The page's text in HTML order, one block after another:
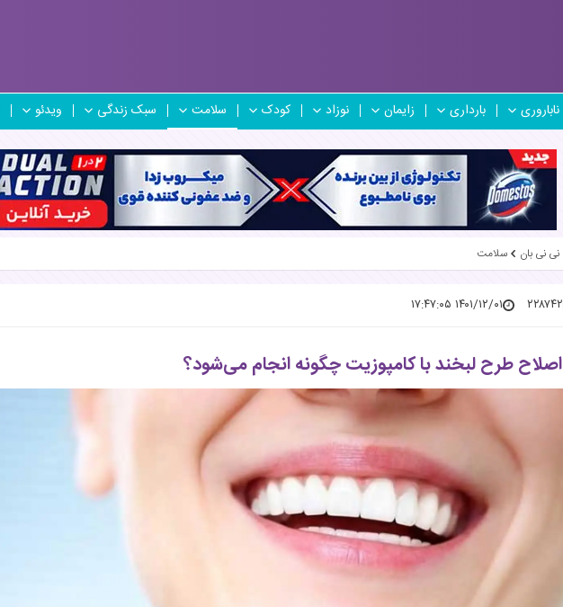
ناباروری بارداری زایمان نوزاد کودک سلامت سبک زندگی ویدئو
نی نی بان سلامت
۲۲۸۷۴۲ ۱۴۰۱/۱۲/۰۱ ۱۷:۴۷:۰۵
اصلاح طرح لبخند با کامپوزیت چگونه انجام می‌شود؟